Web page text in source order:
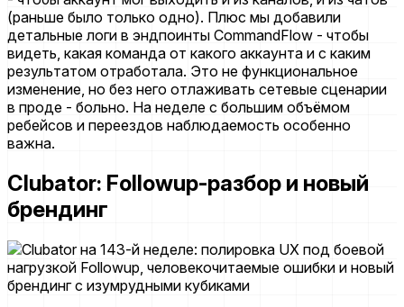
(раньше было только одно). Плюс мы добавили
детальные логи в эндпоинты CommandFlow - чтобы
видеть, какая команда от какого аккаунта и с каким
результатом отработала. Это не функциональное
изменение, но без него отлаживать сетевые сценарии
в проде - больно. На неделе с большим объёмом
ребейсов и переездов наблюдаемость особенно
важна.
Clubator: Followup-разбор и новый
брендинг